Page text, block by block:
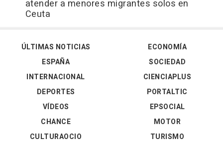
atender a menores migrantes solos en
Ceuta
ÚLTIMAS NOTICIAS
ESPAÑA
INTERNACIONAL
DEPORTES
VÍDEOS
ECONOMÍA
SOCIEDAD
CIENCIAPLUS
PORTALTIC
EPSOCIAL
CHANCE
CULTURAOCIO
MOTOR
TURISMO